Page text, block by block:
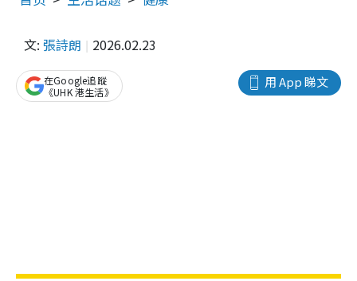
文: 張詩朗 2026.02.23
用 App 睇文
在Google追蹤
《UHK 港生活》